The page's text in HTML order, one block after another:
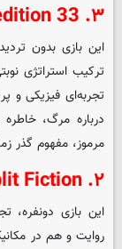
۳. Clair Obscur: Expedition 33
این بازی بدون
ترکیب استراتژی
تجربه‌ای فیزیکی و
درباره مرگ،
مرموز، مفهوم گذر
۲. Split Fiction
این بازی دونفره،
روایت و هم در